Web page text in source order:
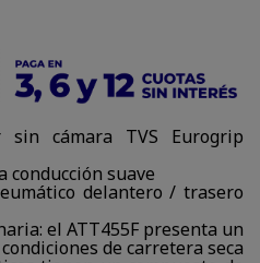
sin cámara TVS Eurogrip
conducción suave
delantero / trasero
el ATT455F presenta un
de carretera seca